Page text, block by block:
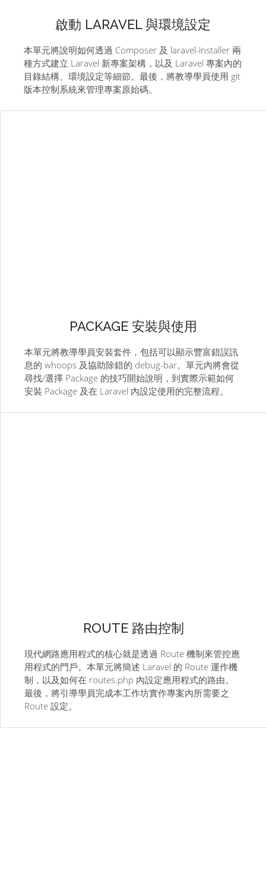
啟動 LARAVEL 與環境設定
本單元將說明如何透過 Composer 及 laravel-installer 兩
種方式建立 Laravel 新專案架構，以及 Laravel 專案內的
目錄結構、環境設定等細節。最後，將教導學員使用 git
版本控制系統來管理專案原始碼。
PACKAGE 安裝與使用
本單元將教導學員安裝套件，包括可以顯示豐富錯誤訊
息的 whoops 及協助除錯的 debug-bar。單元內將會從
尋找/選擇 Package 的技巧開始說明，到實際示範如何
安裝 Package 及在 Laravel 內設定使用的完整流程。
ROUTE 路由控制
現代網路應用程式的核心就是透過 Route 機制來管控應
用程式的門戶。本單元將簡述 Laravel 的 Route 運作機
制，以及如何在 routes.php 內設定應用程式的路由。
最後，將引導學員完成本工作坊實作專案內所需要之
Route 設定。